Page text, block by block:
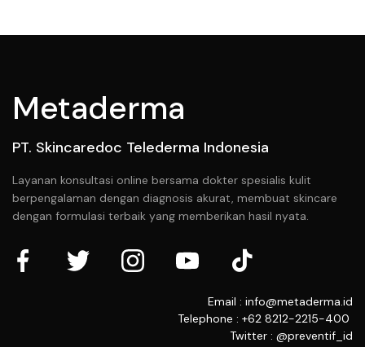
Metaderma
PT. Skincaredoc Telederma Indonesia
Layanan konsultasi online bersama dokter spesialis kulit
berpengalaman dengan diagnosis akurat, membuat skincare
dengan formulasi terbaik yang memberikan hasil nyata.
Email : info@metaderma.id
Telephone : +62 8212-2215-400
Twitter : @preventif_id